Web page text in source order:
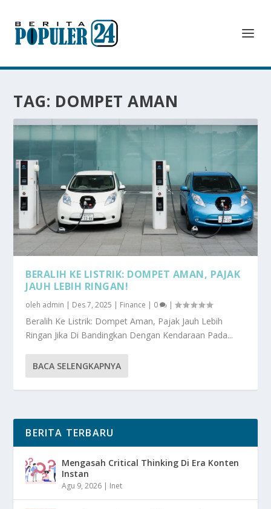
TAG: DOMPET AMAN
BERALIH KE LISTRIK: DOMPET AMAN, PAJAK
JAUH LEBIH RINGAN!
oleh admin | Des 7, 2025 | Finance | 0 |
Beralih Ke Listrik: Dompet Aman, Pajak Jauh Lebih
Ringan Jika Di Bandingkan Dengan Kendaraan Pada...
BACA SELENGKAPNYA
BERITA TERBARU
Mengasah Critical Thinking Di Era Konten
Instan
Agu 9, 2026 | Inet